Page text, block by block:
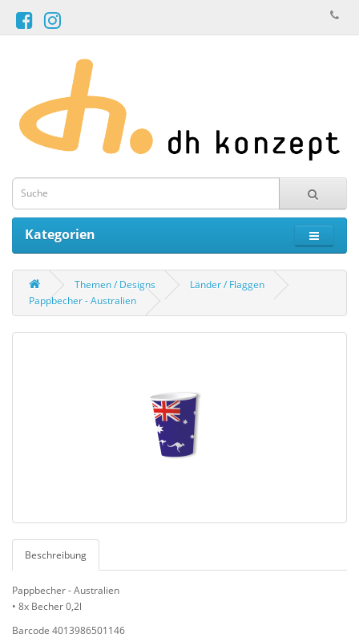
Kategorien
Themen / Designs
Länder / Flaggen
Pappbecher - Australien
Beschreibung
Pappbecher - Australien
• 8x Becher 0,2l
Barcode 4013986501146